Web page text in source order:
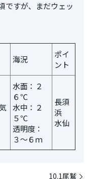
ですが、まだウェッ
海況
ポイ
ント
水面：２
６℃
水中：２
５℃
透明度：
３～６ｍ
長須
浜
水仙
10.1尾鷲